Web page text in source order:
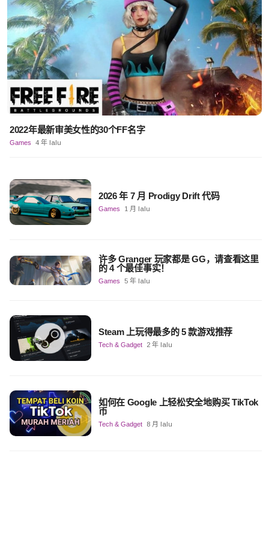
2022年最新审美女性的30个FF名字
Games 4 年 lalu
2026 年 7 月 Prodigy Drift 代码
Games 1 月 lalu
许多 Granger 玩家都是 GG，请查看这里
的 4 个最佳事实！
Games 5 年 lalu
Steam 上玩得最多的 5 款游戏推荐
Tech & Gadget 2 年 lalu
如何在 Google 上轻松安全地购买 TikTok
币
Tech & Gadget 8 月 lalu